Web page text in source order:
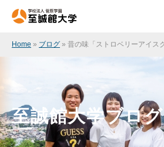
Home » ブログ » 昔の味「ストロベリーアイス
至誠館大学ブログ